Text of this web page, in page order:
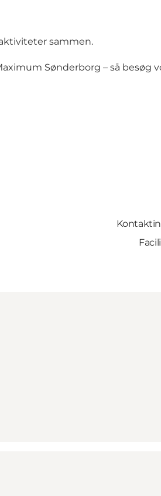
sammen.
Sønderborg – så besøg